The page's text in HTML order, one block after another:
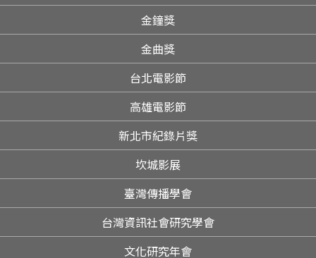
金鐘獎
金曲獎
台北電影節
高雄電影節
新北市紀錄片獎
坎城影展
臺灣傳播學會
台灣資訊社會研究學會
文化研究年會